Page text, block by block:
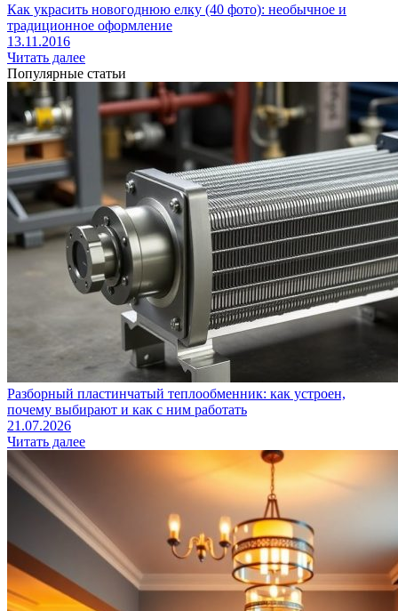
Как украсить новогоднюю елку (40 фото): необычное и
традиционное оформление
13.11.2016
Читать далее
Популярные статьи
Разборный пластинчатый теплообменник: как устроен,
почему выбирают и как с ним работать
21.07.2026
Читать далее